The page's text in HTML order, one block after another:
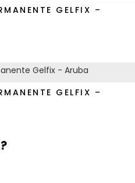
GELFIX –
GELFIX –